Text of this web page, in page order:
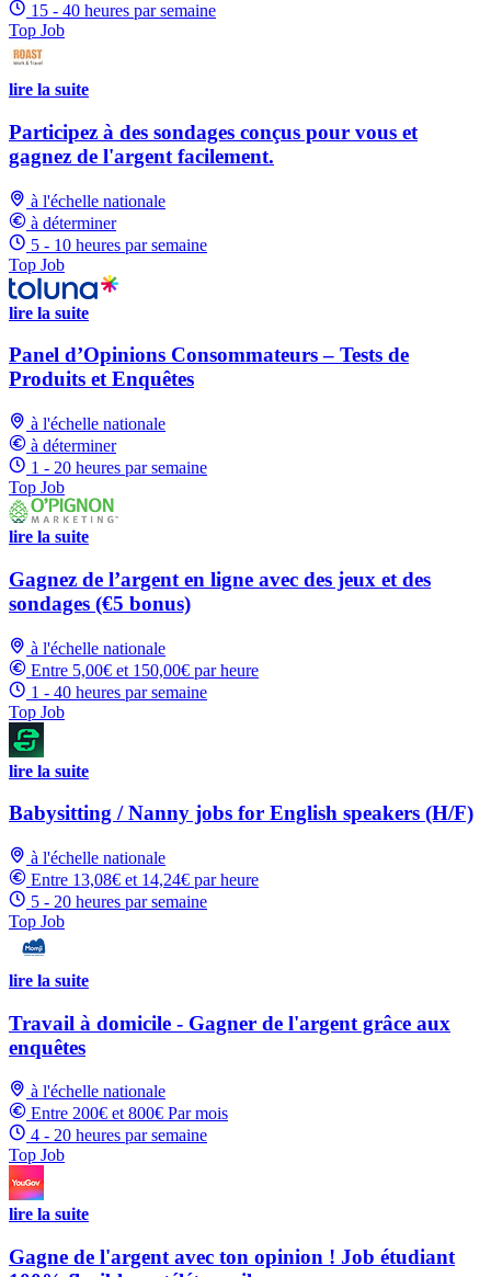
15 - 40 heures par semaine
Top Job
lire la suite
Participez à des sondages conçus pour vous et
gagnez de l'argent facilement.
à l'échelle nationale
à déterminer
5 - 10 heures par semaine
Top Job
lire la suite
Panel d’Opinions Consommateurs – Tests de
Produits et Enquêtes
à l'échelle nationale
à déterminer
1 - 20 heures par semaine
Top Job
lire la suite
Gagnez de l’argent en ligne avec des jeux et des
sondages (€5 bonus)
à l'échelle nationale
Entre 5,00€ et 150,00€ par heure
1 - 40 heures par semaine
Top Job
lire la suite
Babysitting / Nanny jobs for English speakers (H/F)
à l'échelle nationale
Entre 13,08€ et 14,24€ par heure
5 - 20 heures par semaine
Top Job
lire la suite
Travail à domicile - Gagner de l'argent grâce aux
enquêtes
à l'échelle nationale
Entre 200€ et 800€ Par mois
4 - 20 heures par semaine
Top Job
lire la suite
Gagne de l'argent avec ton opinion ! Job étudiant